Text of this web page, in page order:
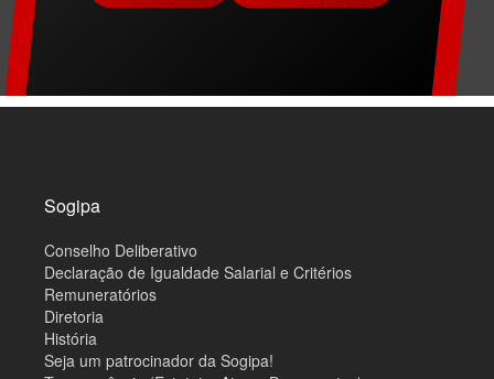
M
Sogipa
Conselho Deliberativo
Declaração de Igualdade Salarial e Critérios
Remuneratórios
Diretoria
História
Seja um patrocinador da Sogipa!